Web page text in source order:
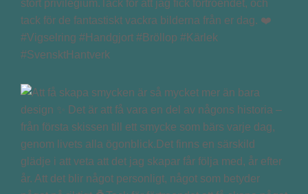
stort privilegium.Tack för att jag fick förtroendet, och
tack för de fantastiskt vackra bilderna från er dag. ❤️
#Vigselring #Handgjort #Bröllop #Kärlek
#SvensktHantverk